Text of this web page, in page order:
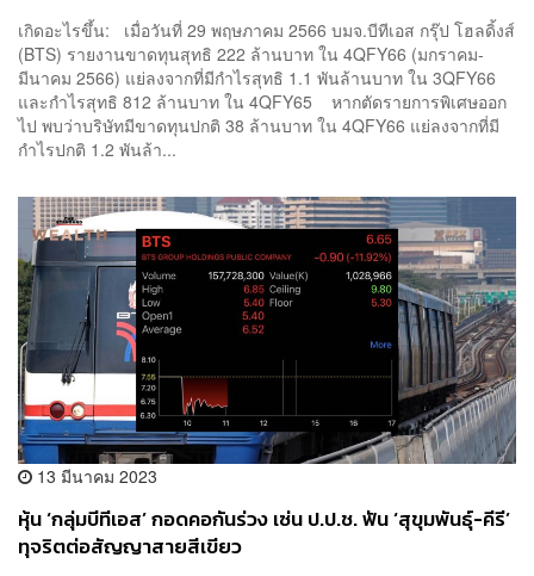
เกิดอะไรขึ้น: เมื่อวันที่ 29 พฤษภาคม 2566 บมจ.บีทีเอส กรุ๊ป โฮลดิ้งส์
(BTS) รายงานขาดทุนสุทธิ 222 ล้านบาท ใน 4QFY66 (มกราคม-
มีนาคม 2566) แย่ลงจากที่มีกำไรสุทธิ 1.1 พันล้านบาท ใน 3QFY66
และกำไรสุทธิ 812 ล้านบาท ใน 4QFY65 หากตัดรายการพิเศษออก
ไป พบว่าบริษัทมีขาดทุนปกติ 38 ล้านบาท ใน 4QFY66 แย่ลงจากที่มี
กำไรปกติ 1.2 พันล้า...
13 มีนาคม 2023
หุ้น ‘กลุ่มบีทีเอส’ กอดคอกันร่วง เซ่น ป.ป.ช. ฟัน ‘สุขุมพันธุ์-คีรี’
ทุจริตต่อสัญญาสายสีเขียว